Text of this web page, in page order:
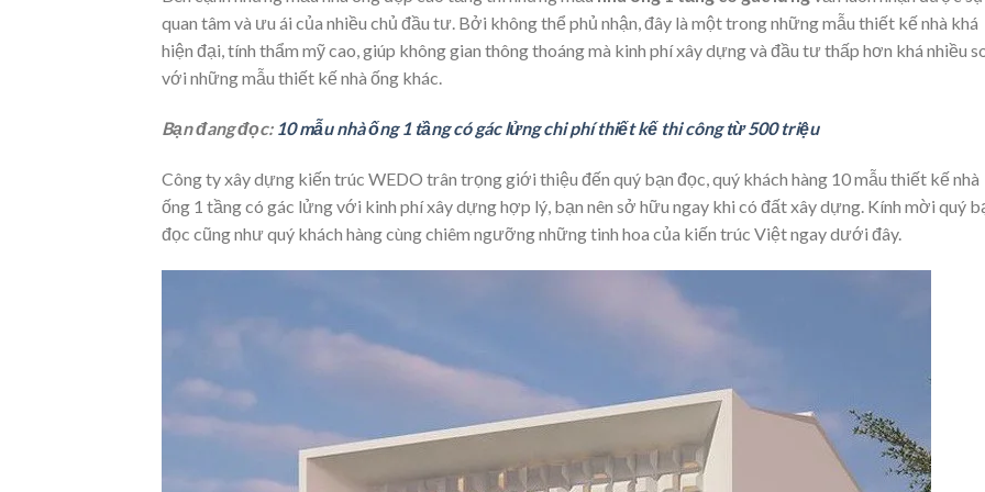
quan tâm và ưu ái của nhiều chủ đầu tư. Bởi không thể phủ nhận, đây là một trong những mẫu thiết kế nhà khá
hiện đại, tính thẩm mỹ cao, giúp không gian thông thoáng mà kinh phí xây dựng và đầu tư thấp hơn khá nhiều
với những mẫu thiết kế nhà ống khác.
Bạn đang đọc: 10 mẫu nhà ống 1 tầng có gác lửng chi phí thiết kế thi công từ 500 triệu
Công ty xây dựng kiến trúc WEDO trân trọng giới thiệu đến quý bạn đọc, quý khách hàng 10 mẫu thiết kế nhà
ống 1 tầng có gác lửng với kinh phí xây dựng hợp lý, bạn nên sở hữu ngay khi có đất xây dựng. Kính mời quý
đọc cũng như quý khách hàng cùng chiêm ngưỡng những tinh hoa của kiến trúc Việt ngay dưới đây.